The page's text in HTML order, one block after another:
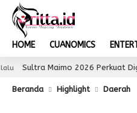
HOME CUANOMICS
Maimo 2026 Perkuat Digitalisasi
Beranda Highlight Daerah